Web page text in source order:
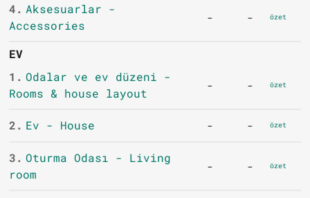
4. Aksesuarlar -
Accessories
- - özet
EV
1. Odalar ve ev düzeni -
Rooms & house layout
- - özet
2. Ev - House - - özet
3. Oturma Odası - Living
room
- - özet